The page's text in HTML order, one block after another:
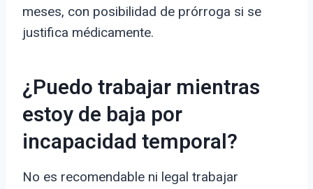
meses, con posibilidad de prórroga si se
justifica médicamente.
¿Puedo trabajar mientras
estoy de baja por
incapacidad temporal?
No es recomendable ni legal trabajar